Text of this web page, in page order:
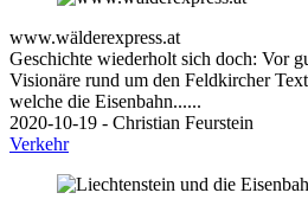
www.wälderexpress.at
Geschichte wiederholt sich doch: Vor
Visionäre rund um den Feldkircher
welche die Eisenbahn......
2020-10-19 - Christian Feurstein
Verkehr